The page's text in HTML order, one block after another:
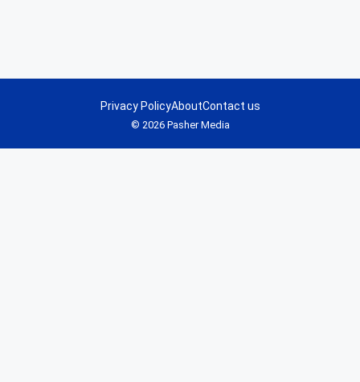
© 2026 Pasher Media
Privacy PolicyAboutContact us